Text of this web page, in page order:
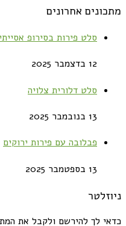
מתכונים אחרונים
סלט פירות בסירופ אסייתי
12 בדצמבר 2025
סלט דלורית צלויה
13 בנובמבר 2025
פבלובה עם פירות ירוקים
13 בספטמבר 2025
ניוזלטר
כדאי לך להירשם ולקבל את